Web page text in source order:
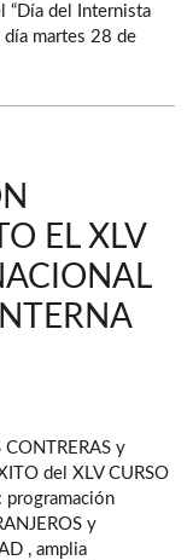
“Día del Internista
día martes 28 de
EL XLV
CONTRERAS y
del XLV CURSO
programación
y
, amplia